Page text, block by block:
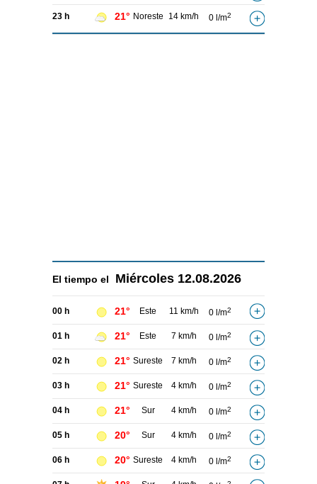
23 h 21° Noreste 14 km/h 0 l/m2
El tiempo el Miércoles 12.08.2026
00 h 21° Este 11 km/h 0 l/m2
01 h 21° Este 7 km/h 0 l/m2
02 h 21° Sureste 7 km/h 0 l/m2
03 h 21° Sureste 4 km/h 0 l/m2
04 h 21° Sur 4 km/h 0 l/m2
05 h 20° Sur 4 km/h 0 l/m2
06 h 20° Sureste 4 km/h 0 l/m2